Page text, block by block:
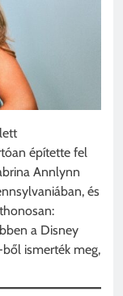
építette fel
Annlynn
és
a Disney
ismerték meg,